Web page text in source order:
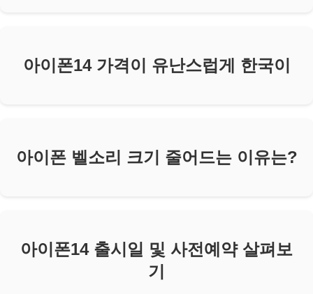
아이폰14 가격이 유난스럽게 한국이
아이폰 벨소리 크기 줄어드는 이유는?
아이폰14 출시일 및 사전예약 살펴보
기